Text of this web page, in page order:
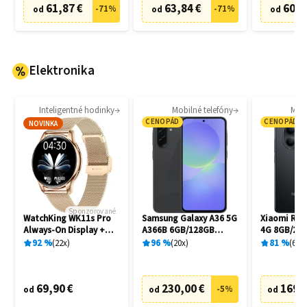
od 61,87 € -71% od 63,84 € -71% od
Elektronika
Inteligentné hodinky
NOVINKA
Sponzorované
WatchKing WK11s Pro
Always-On Display +
Extra remienok
92% 22x
od 69,90 €
Mobilné telefóny
CENOPÁD
Samsung Galaxy A36 5G
A366B 6GB/128GB
Awesome Black
96% 20x
od 230,00 € -5%
CENOPÁD
Xiaomi
4G 8GB/
81% 6
od